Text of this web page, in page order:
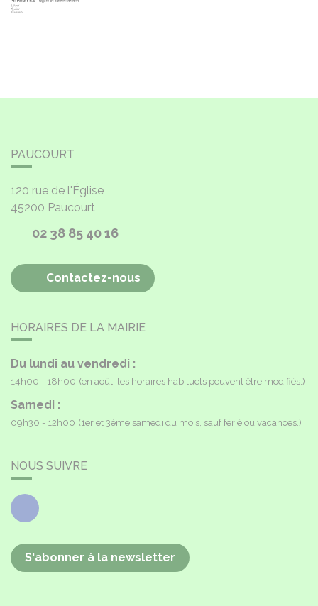
PAUCOURT
120 rue de l'Église
45200 Paucourt
02 38 85 40 16
Contactez-nous
HORAIRES DE LA MAIRIE
Du lundi au vendredi :
14h00 - 18h00 (en août, les horaires habituels peuvent être modifiés.)
Samedi :
09h30 - 12h00 (1er et 3ème samedi du mois, sauf férié ou vacances.)
NOUS SUIVRE
Facebook
S'abonner à la newsletter